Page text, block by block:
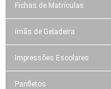
Fichas de Matrículas
ímãs de Geladeira
Impressões Escolares
Panfletos